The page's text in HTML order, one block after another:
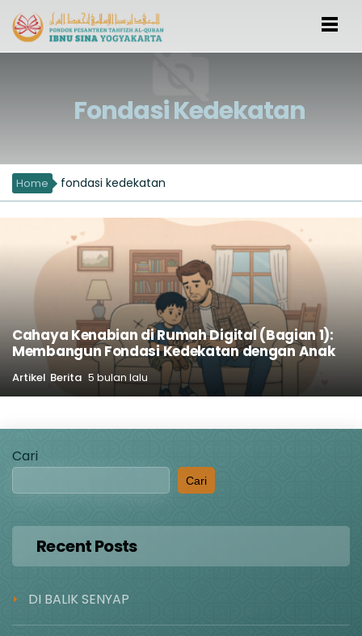
Fondasi Kedekatan
Home fondasi kedekatan
Cari
Cari
Recent Posts
DI BALIK SENYAP
Cahaya Kenabian di Rumah Digital (Bagian 1):
Membangun Fondasi Kedekatan dengan Anak
Artikel Berita 5 bulan lalu